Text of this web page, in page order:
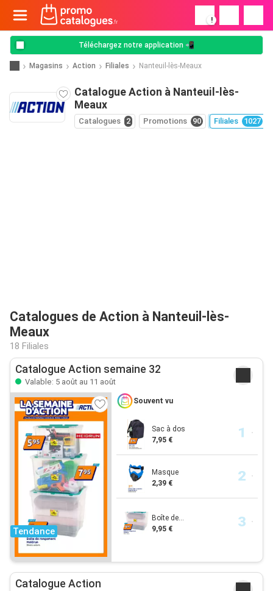
!
Téléchargez notre application 📲
Magasins Action Filiales Nanteuil-lès-Meaux
Catalogue Action à Nanteuil-lès-
Meaux
Catalogues 2 Promotions 90 Filiales 1027
Catalogues de Action à Nanteuil-lès-
Meaux
18 Filiales
Catalogue Action semaine 32
Valable: 5 août au 11 août
Tendance
Souvent vu
Sac à dos
7,95 €
Masque
2,39 €
Boîte de...
9,95 €
Catalogue Action